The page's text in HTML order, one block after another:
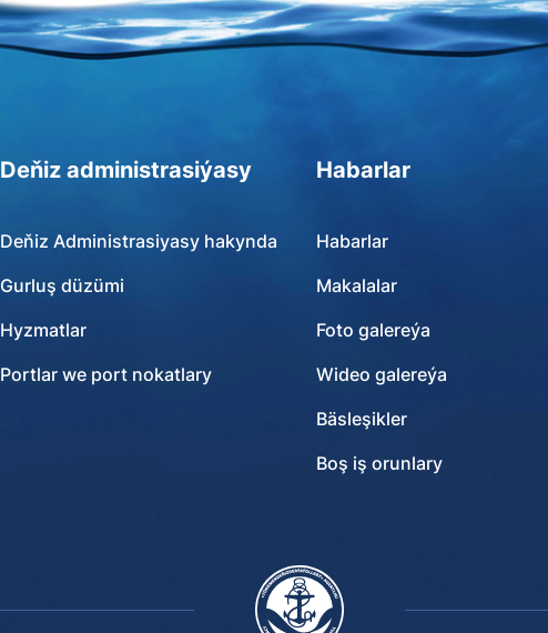
Deňiz administrasiýasy
Deňiz Administrasiyasy hakynda
Gurluş düzümi
Hyzmatlar
Portlar we port nokatlary
Habarlar
Habarlar
Makalalar
Foto galereýa
Wideo galereýa
Bäsleşikler
Boş iş orunlary